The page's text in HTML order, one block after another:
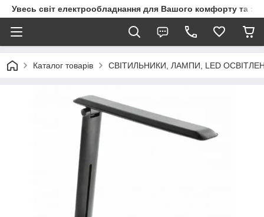
Увесь світ електрообладнання для Вашого комфорту та
Каталог товарів СВІТИЛЬНИКИ, ЛАМПИ, LED